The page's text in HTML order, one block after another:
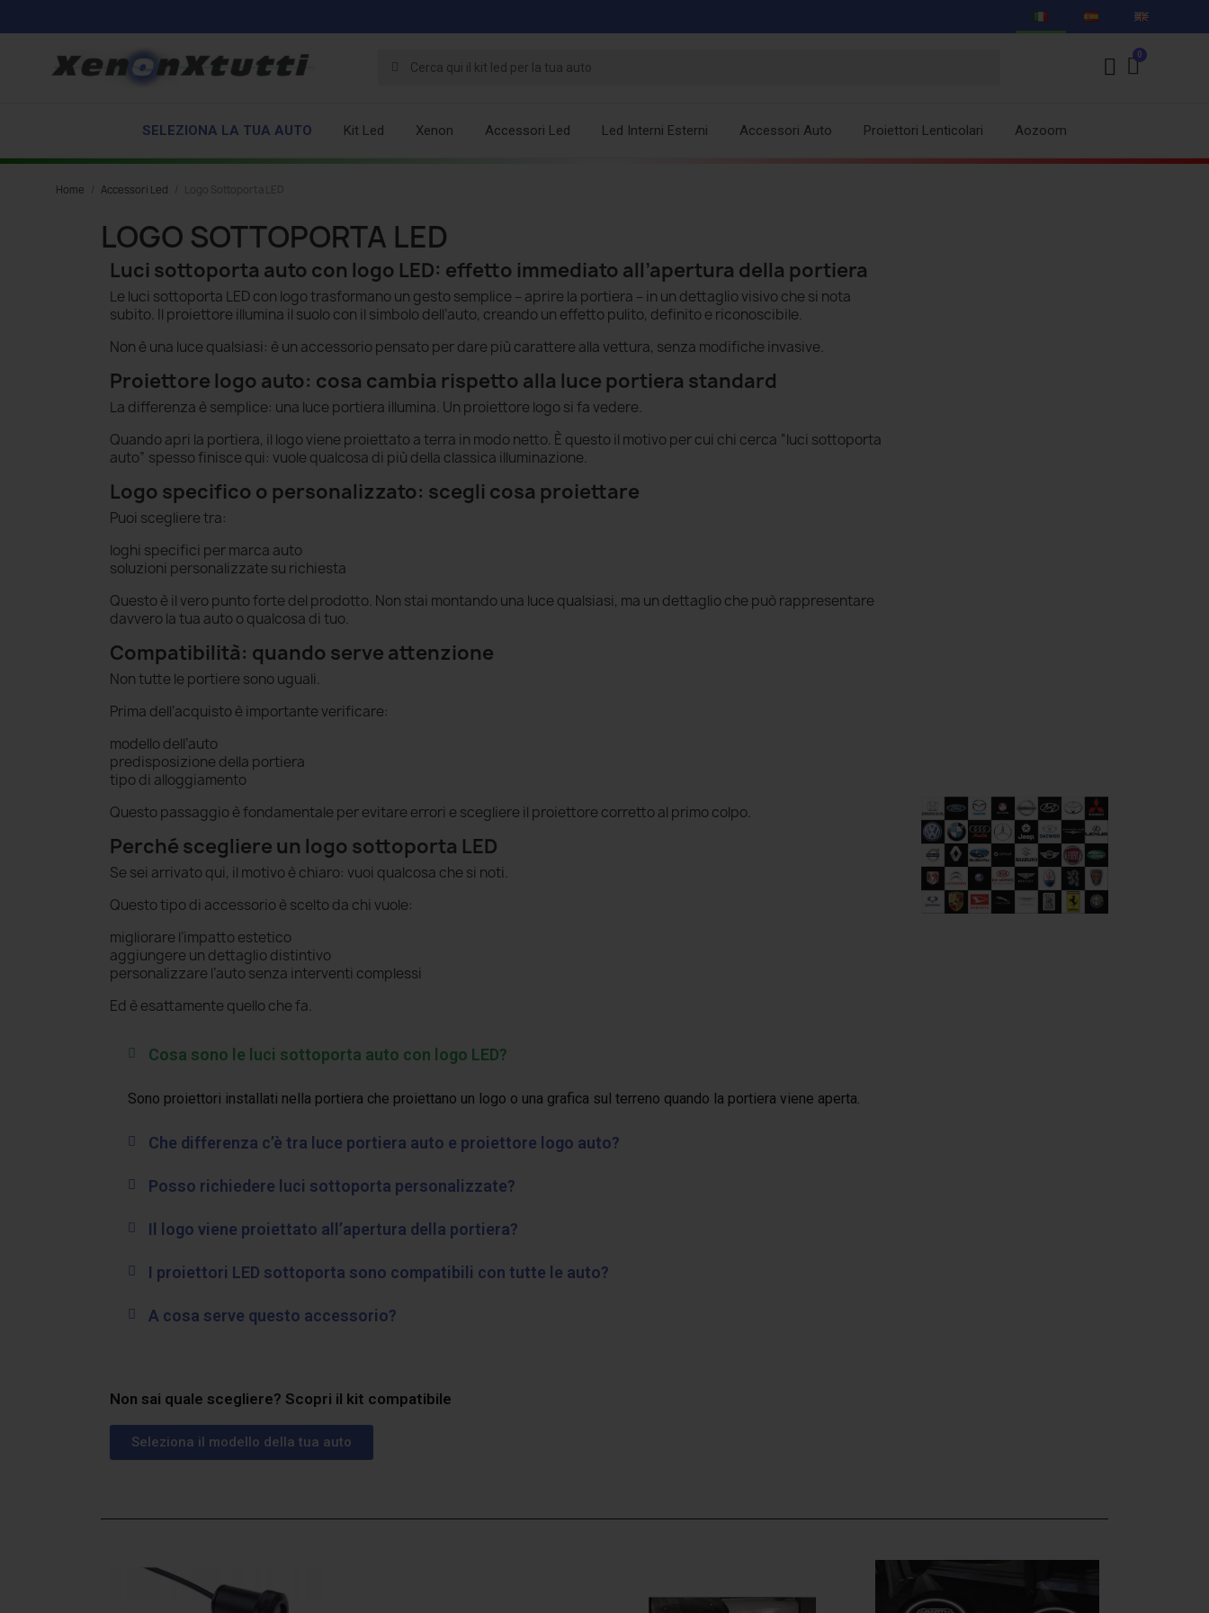
SELEZIONA LA TUA AUTO Kit Led Xenon Accessori Led Led Interni Esterni Accessori Auto Proiettori Lenticolari Aozoom
Home Accessori Led Logo Sottoporta LED
LOGO SOTTOPORTA LED
Luci sottoporta auto con logo LED: effetto immediato all’apertura della portiera
Le luci sottoporta LED con logo trasformano un gesto semplice – aprire la portiera – in un dettaglio visivo che si nota
subito. Il proiettore illumina il suolo con il simbolo dell’auto, creando un effetto pulito, definito e riconoscibile.
Non è una luce qualsiasi: è un accessorio pensato per dare più carattere alla vettura, senza modifiche invasive.
Proiettore logo auto: cosa cambia rispetto alla luce portiera standard
La differenza è semplice: una luce portiera illumina. Un proiettore logo si fa vedere.
Quando apri la portiera, il logo viene proiettato a terra in modo netto. È questo il motivo per cui chi cerca “luci sottoporta
auto” spesso finisce qui: vuole qualcosa di più della classica illuminazione.
Logo specifico o personalizzato: scegli cosa proiettare
Puoi scegliere tra:
loghi specifici per marca auto
soluzioni personalizzate su richiesta
Questo è il vero punto forte del prodotto. Non stai montando una luce qualsiasi, ma un dettaglio che può rappresentare
davvero la tua auto o qualcosa di tuo.
Compatibilità: quando serve attenzione
Non tutte le portiere sono uguali.
Prima dell’acquisto è importante verificare:
modello dell’auto
predisposizione della portiera
tipo di alloggiamento
Questo passaggio è fondamentale per evitare errori e scegliere il proiettore corretto al primo colpo.
Perché scegliere un logo sottoporta LED
Se sei arrivato qui, il motivo è chiaro: vuoi qualcosa che si noti.
Questo tipo di accessorio è scelto da chi vuole:
migliorare l’impatto estetico
aggiungere un dettaglio distintivo
personalizzare l’auto senza interventi complessi
Ed è esattamente quello che fa.
Cosa sono le luci sottoporta auto con logo LED?
Sono proiettori installati nella portiera che proiettano un logo o una grafica sul terreno quando la portiera viene aperta.
Che differenza c’è tra luce portiera auto e proiettore logo auto?
Posso richiedere luci sottoporta personalizzate?
Il logo viene proiettato all’apertura della portiera?
I proiettori LED sottoporta sono compatibili con tutte le auto?
A cosa serve questo accessorio?
Non sai quale scegliere? Scopri il kit compatibile
Seleziona il modello della tua auto